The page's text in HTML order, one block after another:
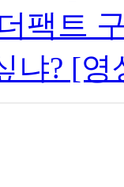
팩트
냐? [